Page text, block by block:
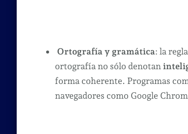
Ortografía y gramática: la
ortografía no sólo denotan
forma coherente. Programas
navegadores como Google